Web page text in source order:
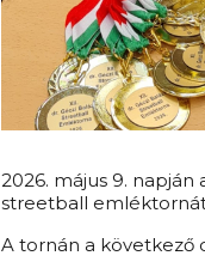
2026. május 9. napján
streetball
A tornán a következő